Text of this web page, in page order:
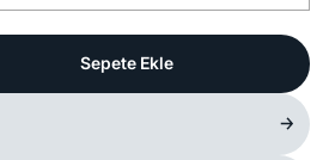
Sepete Ekle